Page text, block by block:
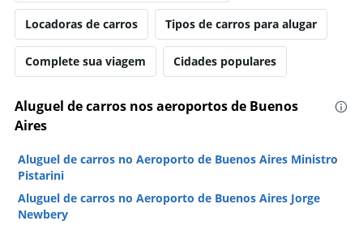
Locadoras de carros Tipos de carros para alugar
Complete sua viagem Cidades populares
Aluguel de carros nos aeroportos de Buenos
Aires
Aluguel de carros no Aeroporto de Buenos Aires Ministro
Pistarini
Aluguel de carros no Aeroporto de Buenos Aires Jorge
Newbery